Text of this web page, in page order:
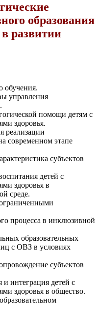
образования
развитии
обучения.
управления
помощи детям с
здоровья.
реализации
современном этапе
субъектов
детей с
здоровья в
среде.
процесса в инклюзивной
образовательных
с ОВЗ в условиях
субъектов
интеграция детей с
здоровья в общество.